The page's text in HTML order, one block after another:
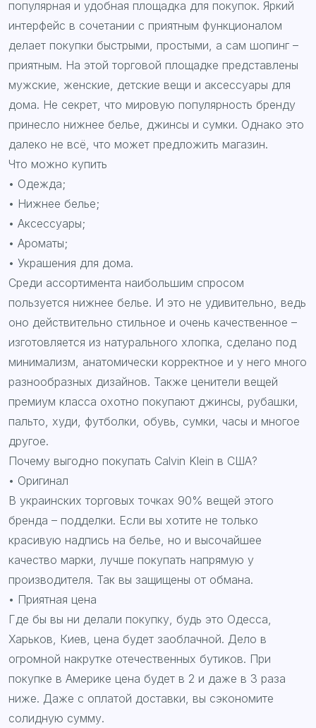
популярная и удобная площадка для покупок. Яркий
интерфейс в сочетании с приятным функционалом
делает покупки быстрыми, простыми, а сам шопинг –
приятным. На этой торговой площадке представлены
мужские, женские, детские вещи и аксессуары для
дома. Не секрет, что мировую популярность бренду
принесло нижнее белье, джинсы и сумки. Однако это
далеко не всё, что может предложить магазин.
Что можно купить
• Одежда;
• Нижнее белье;
• Аксессуары;
• Ароматы;
• Украшения для дома.
Среди ассортимента наибольшим спросом
пользуется нижнее белье. И это не удивительно, ведь
оно действительно стильное и очень качественное –
изготовляется из натурального хлопка, сделано под
минимализм, анатомически корректное и у него много
разнообразных дизайнов. Также ценители вещей
премиум класса охотно покупают джинсы, рубашки,
пальто, худи, футболки, обувь, сумки, часы и многое
другое.
Почему выгодно покупать Сalvin Klein в США?
• Оригинал
В украинских торговых точках 90% вещей этого
бренда – подделки. Если вы хотите не только
красивую надпись на белье, но и высочайшее
качество марки, лучше покупать напрямую у
производителя. Так вы защищены от обмана.
• Приятная цена
Где бы вы ни делали покупку, будь это Одесса,
Харьков, Киев, цена будет заоблачной. Дело в
огромной накрутке отечественных бутиков. При
покупке в Америке цена будет в 2 и даже в 3 раза
ниже. Даже с оплатой доставки, вы сэкономите
солидную сумму.